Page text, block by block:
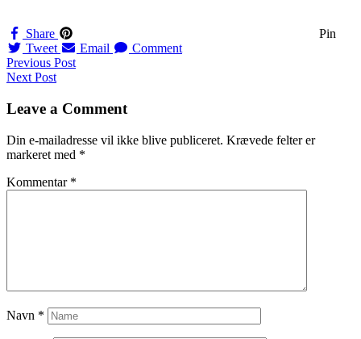
Share
Pin
Tweet
Email Comment
Navigation
til
indlæg
Previous Post
Next Post
Leave a Comment
Din e-mailadresse vil ikke blive publiceret. Krævede felter er
markeret med *
Kommentar *
Navn *